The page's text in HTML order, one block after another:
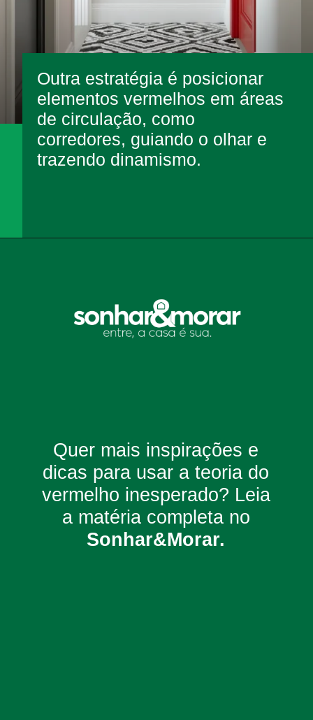
Outra estratégia é posicionar
elementos vermelhos em áreas
de circulação, como
corredores, guiando o olhar e
trazendo dinamismo.
Quer mais inspirações e
dicas para usar a teoria do
vermelho inesperado? Leia
a matéria completa no
Sonhar&Morar.